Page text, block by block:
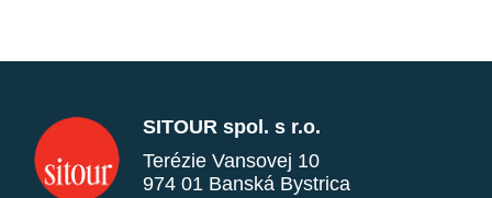
SITOUR spol. s r.o.
Terézie Vansovej 10
974 01 Banská Bystrica